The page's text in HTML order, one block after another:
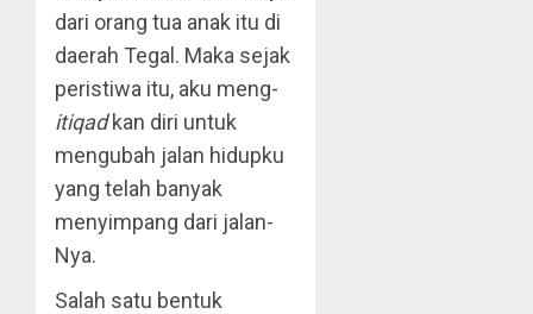
dari orang tua anak itu di
daerah Tegal. Maka sejak
peristiwa itu, aku meng-
itiqadkan diri untuk
mengubah jalan hidupku
yang telah banyak
menyimpang dari jalan-
Nya.
Salah satu bentuk